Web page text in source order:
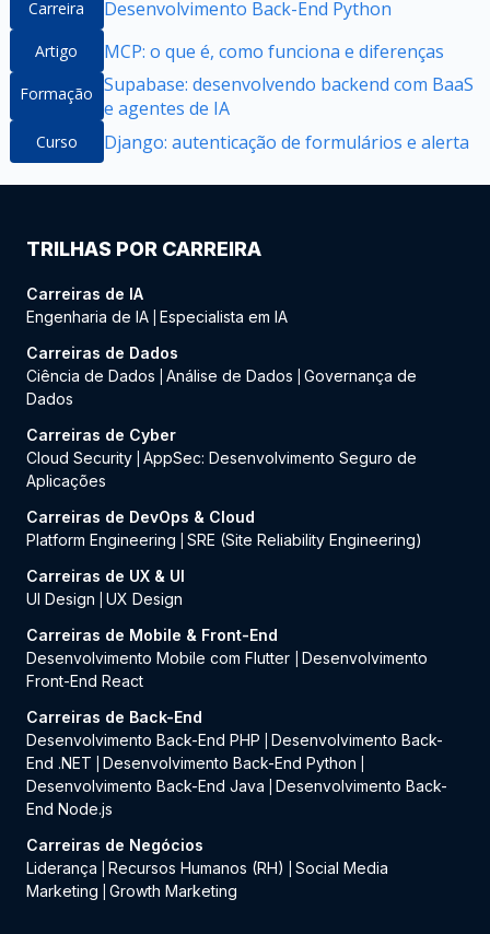
Carreira Desenvolvimento Back-End Python
Artigo MCP: o que é, como funciona e diferenças
Formação Supabase: desenvolvendo backend com BaaS
e agentes de IA
Curso Django: autenticação de formulários e alerta
TRILHAS POR CARREIRA
Carreiras de IA
Engenharia de IA
Especialista em IA
Carreiras de Dados
Ciência de Dados
Análise de Dados
Governança de
Dados
Carreiras de Cyber
Cloud Security AppSec: Desenvolvimento Seguro de
Aplicações
Carreiras de DevOps & Cloud
Platform Engineering
SRE (Site Reliability Engineering)
Carreiras de UX & UI
UI Design
UX Design
Carreiras de Mobile & Front-End
Desenvolvimento Mobile com Flutter
Desenvolvimento
Front-End React
Carreiras de Back-End
Desenvolvimento Back-End PHP
Desenvolvimento Back-
End .NET
Desenvolvimento Back-End Python
Desenvolvimento Back-End Java
Desenvolvimento Back-
End Node.js
Carreiras de Negócios
Liderança
Recursos Humanos (RH)
Social Media
Marketing
Growth Marketing